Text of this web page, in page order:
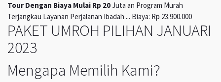
Tour Dengan Biaya Mulai Rp 20Juta an Program Murah
Terjangkau Layanan Perjalanan Ibadah ... Biaya: Rp 23.900.000
PAKET UMROH PILIHAN JANUARI
2023
Mengapa Memilih Kami?